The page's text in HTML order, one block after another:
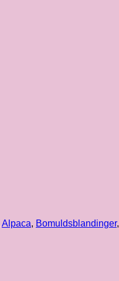
Alpaca, Bomuldsblandinger,